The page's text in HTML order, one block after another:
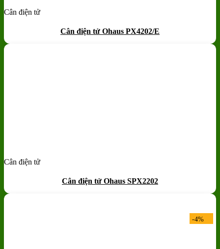
Add to wishlist
Cân điện tử
Cân điện tử Ohaus PX4202/E
Add to wishlist
Cân điện tử
Cân điện tử Ohaus SPX2202
-4%